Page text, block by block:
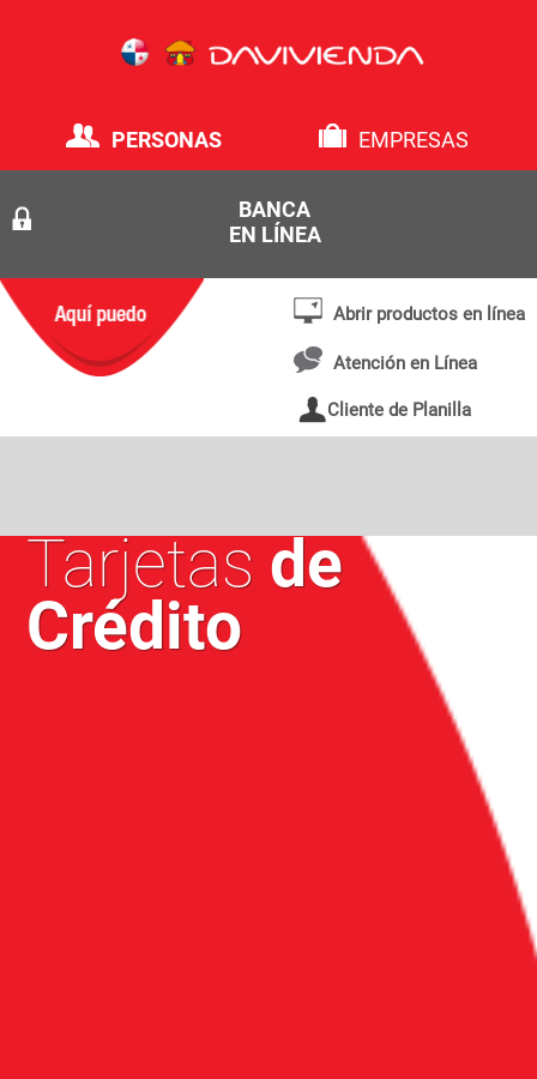
PERSONAS EMPRESAS
BANCA
EN LÍNEA
Cliente de Planilla
Abrir productos en línea
Atención en Línea
Tarjetas de
Crédito